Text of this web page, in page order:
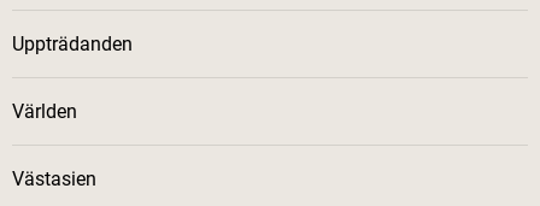
Uppträdanden
Världen
Västasien